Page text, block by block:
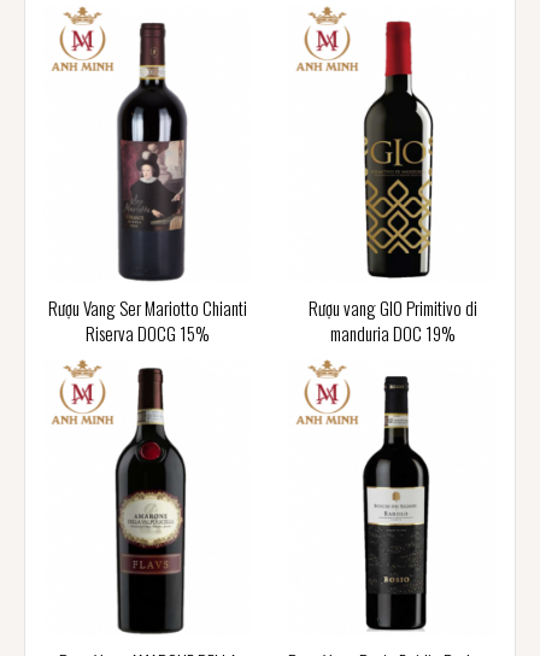
Rượu Vang Ser Mariotto Chianti
Riserva DOCG 15%
Rượu vang GIO Primitivo di
manduria DOC 19%